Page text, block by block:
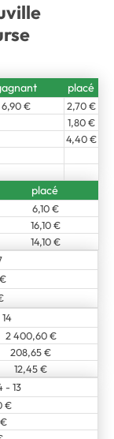
placé
6,90 €
2,70 €
1,80 €
4,40 €
placé
6,10 €
16,10 €
14,10 €
2 400,60 €
208,65 €
12,45 €
- 13
€